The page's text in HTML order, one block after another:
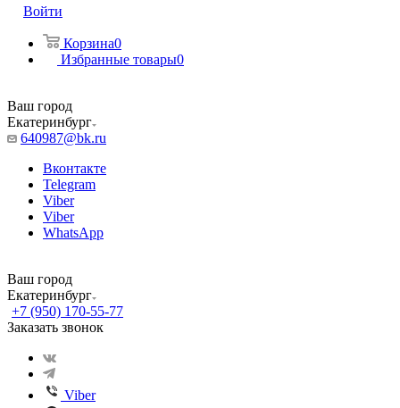
Войти
Корзина0
Избранные товары0
Ваш город
Екатеринбург
640987@bk.ru
Вконтакте
Telegram
Viber
Viber
WhatsApp
Ваш город
Екатеринбург
+7 (950) 170-55-77
Заказать звонок
Viber